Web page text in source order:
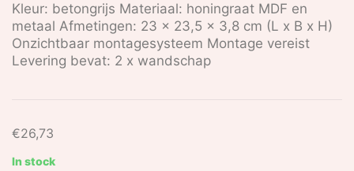
Kleur: betongrijs Materiaal: honingraat MDF en
metaal Afmetingen: 23 x 23,5 x 3,8 cm (L x B x H)
Onzichtbaar montagesysteem Montage vereist
Levering bevat: 2 x wandschap
€26,73
In stock